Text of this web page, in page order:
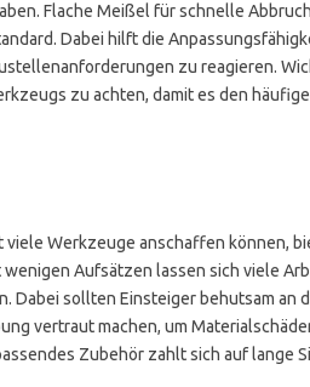
Flache Meißel für schnelle
Dabei hilft die
zu reagieren.
zu achten, damit es den
viele Werkzeuge anschaffen können,
Aufsätzen lassen sich viele
Dabei sollten Einsteiger behutsam an
vertraut machen, um
Zubehör zahlt sich auf lange